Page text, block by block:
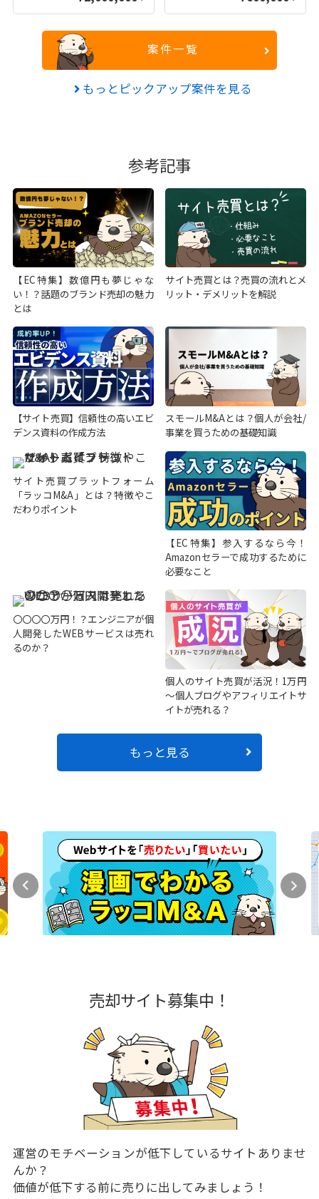
案件一覧
もっとピックアップ案件を見る
参考記事
【EC特集】数億円も夢じゃな
い！？話題のブランド売却の魅力
とは
サイト売買とは？売買の流れとメ
リット・デメリットを解説
【サイト売買】信頼性の高いエビ
デンス資料の作成方法
スモールM&Aとは？個人が会社/
事業を買うための基礎知識
サイト売買プラットフォーム
「ラッコM&A」とは？特徴やこ
だわりポイント
【EC特集】参入するなら今！
Amazonセラーで成功するために
必要なこと
〇〇〇〇万円！？エンジニアが個
人開発したWEBサービスは売れ
るのか？
個人のサイト売買が活況！1万円
～個人ブログやアフィリエイトサ
イトが売れる？
もっと見る
売却サイト募集中！
運営のモチベーションが低下しているサイトありませ
んか？
価値が低下する前に売りに出してみましょう！